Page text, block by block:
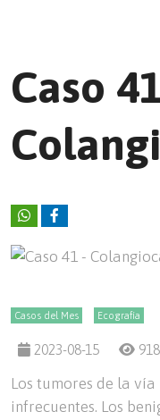
Caso
Casos del Mes Ecografía
2023-08-15 918
Los tumores de la
infrecuentes. Los